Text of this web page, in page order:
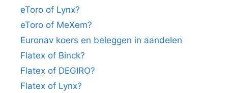
eToro of Lynx?
eToro of MeXem?
Euronav koers en beleggen in aandelen
Flatex of Binck?
Flatex of DEGIRO?
Flatex of Lynx?